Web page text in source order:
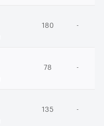
180 -
78 -
135 -